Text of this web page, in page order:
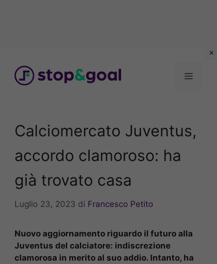
contenuto
Menu
Calciomercato Juventus,
accordo clamoroso: ha
già trovato casa
Luglio 23, 2023 di Francesco Petito
Nuovo aggiornamento riguardo il futuro alla
Juventus del calciatore: indiscrezione
clamorosa in merito al suo addio. Intanto, ha